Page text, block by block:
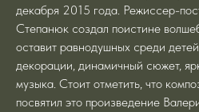
декабря 2015 года. Режиссер-
Степанюк создал поистине
оставит равнодушных среди
декорации, динамичный сюжет,
музыка. Стоит отметить, что
посвятил это произведение